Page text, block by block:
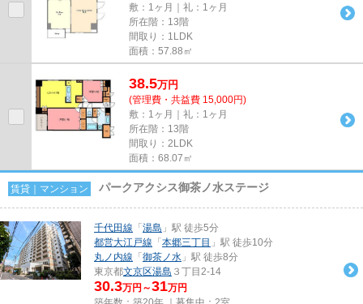
敷：1ヶ月｜礼：1ヶ月
所在階：13階
間取り：1LDK
面積：57.88㎡
38.5万円
(管理費・共益費 15,000円)
敷：1ヶ月｜礼：1ヶ月
所在階：13階
間取り：2LDK
面積：68.07㎡
賃貸｜マンション パークアクシス御茶ノ水ステージ
千代田線 「 湯島 」駅 徒歩5分
都営大江戸線 「 本郷三丁目 」駅 徒歩10分
丸ノ内線 「 御茶ノ水 」駅 徒歩8分
東京都文京区湯島 ３丁目2-14
30.3万円～31万円